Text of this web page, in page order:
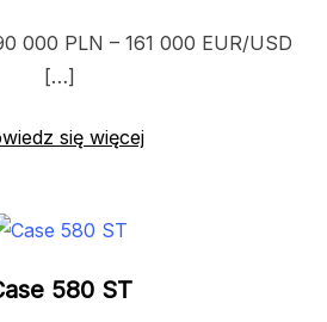
000 PLN – 161 000 EUR/USD
[…]
się więcej
580 ST